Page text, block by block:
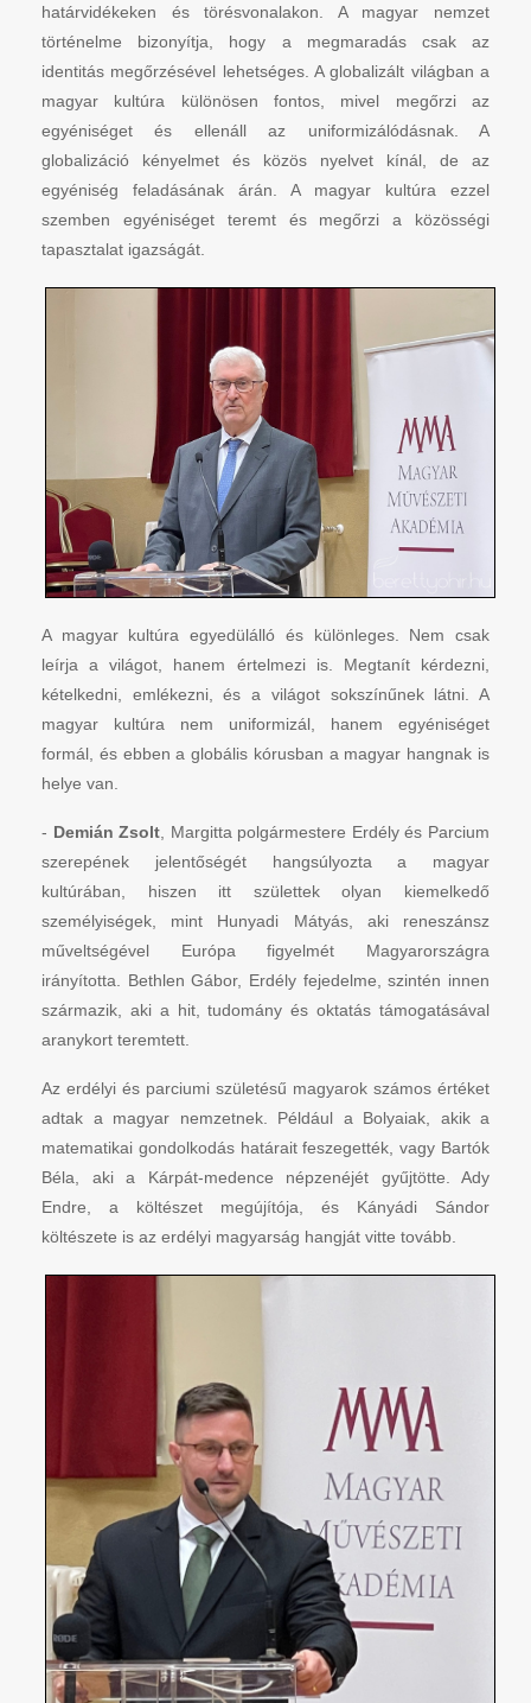
határvidékeken és törésvonalakon. A magyar nemzet
történelme bizonyítja, hogy a megmaradás csak az
identitás megőrzésével lehetséges. A globalizált világban a
magyar kultúra különösen fontos, mivel megőrzi az
egyéniséget és ellenáll az uniformizálódásnak. A
globalizáció kényelmet és közös nyelvet kínál, de az
egyéniség feladásának árán. A magyar kultúra ezzel
szemben egyéniséget teremt és megőrzi a közösségi
tapasztalat igazságát.
A magyar kultúra egyedülálló és különleges. Nem csak
leírja a világot, hanem értelmezi is. Megtanít kérdezni,
kételkedni, emlékezni, és a világot sokszínűnek látni. A
magyar kultúra nem uniformizál, hanem egyéniséget
formál, és ebben a globális kórusban a magyar hangnak is
helye van.
- Demián Zsolt
Margitta polgármestere Erdély és Parcium
szerepének jelentőségét hangsúlyozta a magyar
kultúrában, hiszen itt születtek olyan kiemelkedő
személyiségek, mint Hunyadi Mátyás, aki reneszánsz
műveltségével Európa figyelmét Magyarországra
irányította. Bethlen Gábor, Erdély fejedelme, szintén innen
származik, aki a hit, tudomány és oktatás támogatásával
aranykort teremtett.
Az erdélyi és parciumi születésű magyarok számos értéket
adtak a magyar nemzetnek. Például a Bolyaiak, akik a
matematikai gondolkodás határait feszegették, vagy Bartók
Béla, aki a Kárpát-medence népzenéjét gyűjtötte. Ady
Endre, a költészet megújítója, és Kányádi Sándor
költészete is az erdélyi magyarság hangját vitte tovább.